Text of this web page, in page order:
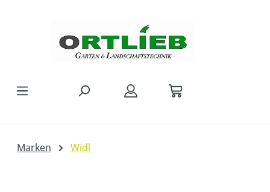
Marken Widl